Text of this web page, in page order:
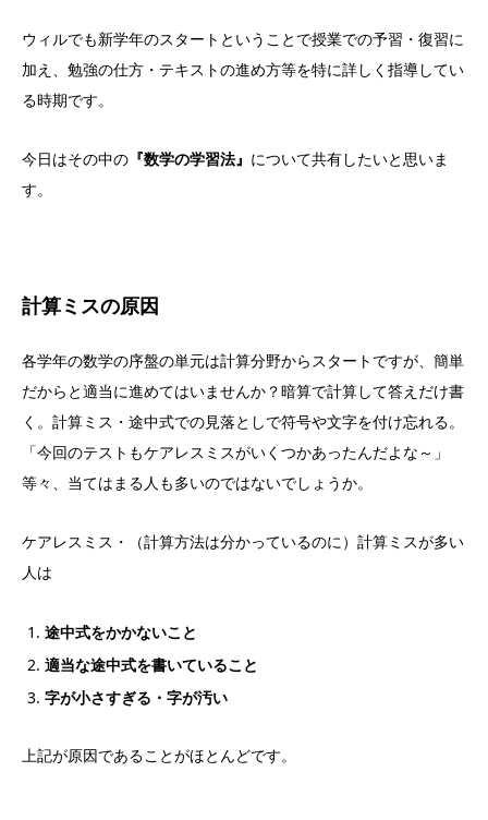
ウィルでも新学年のスタートということで授業での予習・復習に
加え、勉強の仕方・テキストの進め方等を特に詳しく指導してい
る時期です。
今日はその中の 『数学の学習法』 について共有したいと思いま
す。
計算ミスの原因
各学年の数学の序盤の単元は計算分野からスタートですが、簡単
だからと適当に進めてはいませんか？暗算で計算して答えだけ書
く。計算ミス・途中式での見落としで符号や文字を付け忘れる。
「今回のテストもケアレスミスがいくつかあったんだよな～」
等々、当てはまる人も多いのではないでしょうか。
ケアレスミス・（計算方法は分かっているのに）計算ミスが多い
人は
途中式をかかないこと
適当な途中式を書いていること
字が小さすぎる・字が汚い
上記が原因であることがほとんどです。